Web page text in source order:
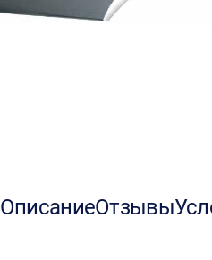
ОписаниеОтзывы